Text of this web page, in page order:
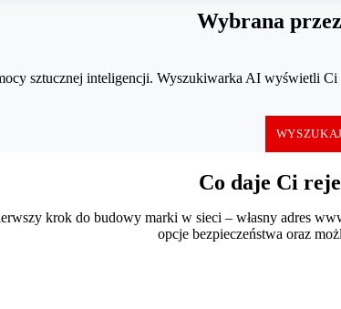
Wybrana
sztucznej inteligencji. Wyszukiwarka AI wyświetli Ci
Co daje Ci
krok do budowy marki w sieci – własny adres
opcje bezpieczeństwa oraz